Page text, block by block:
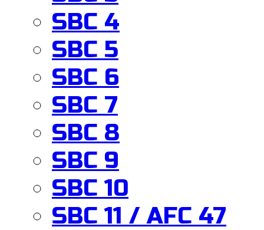
SBC 4
SBC 5
SBC 6
SBC 7
SBC 8
SBC 9
SBC 10
SBC 11 / AFC 47